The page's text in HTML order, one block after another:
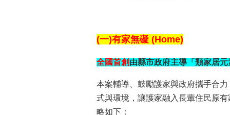
(一)有家無礙 (Home)
全國首創 由縣市政府主導「類家居
本案輔導、鼓勵護家與政府攜手合
式與環境，讓護家融入長輩住民原
略如下：